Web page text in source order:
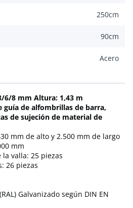
250cm
90cm
Acero
6/8 mm Altura: 1,43 m
guía de alfombrillas de barra,
de sujeción de material de
mm de alto y 2.500 mm de largo
mm
valla: 25 piezas
26 piezas
Galvanizado según DIN EN